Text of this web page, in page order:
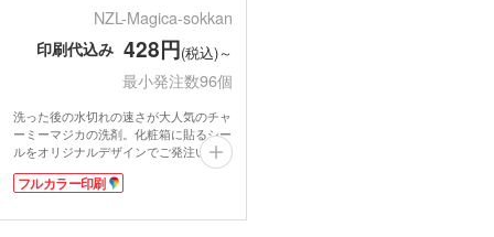
NZL-Magica-sokkan
印刷代込み 428円(税込)～
最小発注数96個
洗った後の水切れの速さが大人気のチャ
ーミーマジカの洗剤。化粧箱に貼るシー
ルをオリジナルデザインでご発注いただ
けます。フルカラーで会社のロゴやイベ
ントロゴが印刷可能。モデルルーム来場
成立時の粗品などにおすすめです。
フルカラー印刷